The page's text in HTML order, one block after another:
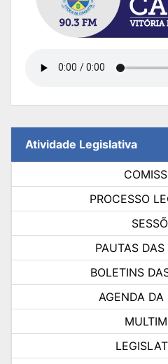
Atividade Legislativa
PROCESSO
PAUTAS DAS
BOLETINS
AGENDA DA